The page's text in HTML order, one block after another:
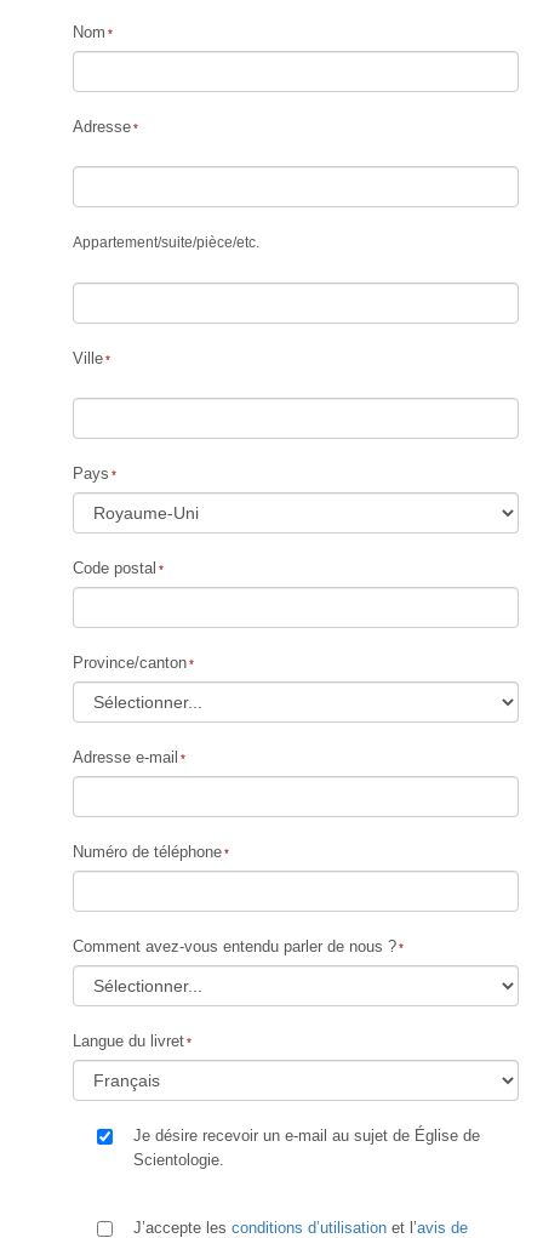
Nom
Adresse
Appartement/suite/pièce/etc.
Ville
Pays
Code postal
Province/canton
Adresse e-mail
Numéro de téléphone
Comment avez-vous entendu parler de nous ?
Langue du livret
Je désire recevoir un e-mail au sujet de Église de
Scientologie.
J’accepte les conditions d’utilisation et l’avis de